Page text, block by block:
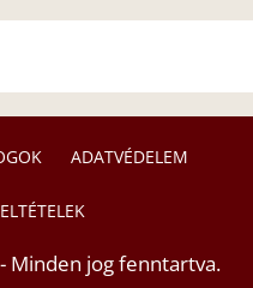
ADATVÉDELEM
Minden jog fenntartva.